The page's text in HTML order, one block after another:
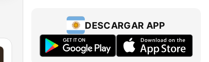
DESCARGAR APP